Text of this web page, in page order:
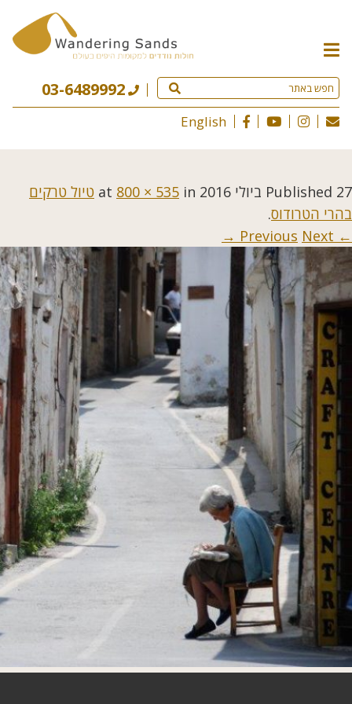
תפריט
האתר
03-6489992
English
Published 27 ביולי 2016 800 × 535 in
טיול טרקים
בהרי הטרודוס.
← Previous
Next →